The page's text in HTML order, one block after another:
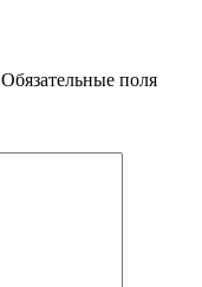
Обязательные поля